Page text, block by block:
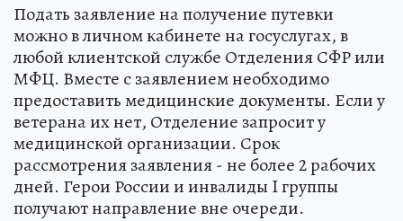
Подать заявление на получение путевки
можно в личном кабинете на госуслугах, в
любой клиентской службе Отделения СФР или
МФЦ. Вместе с заявлением необходимо
предоставить медицинские документы. Если у
ветерана их нет, Отделение запросит у
медицинской организации. Срок
рассмотрения заявления - не более 2 рабочих
дней. Герои России и инвалиды I группы
получают направление вне очереди.